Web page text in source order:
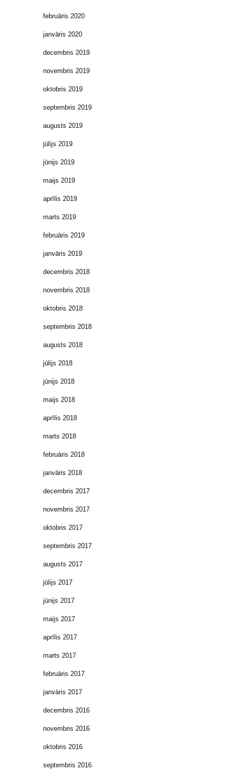
februāris 2020
janvāris 2020
decembris 2019
novembris 2019
oktobris 2019
septembris 2019
augusts 2019
jūlijs 2019
jūnijs 2019
maijs 2019
aprīlis 2019
marts 2019
februāris 2019
janvāris 2019
decembris 2018
novembris 2018
oktobris 2018
septembris 2018
augusts 2018
jūlijs 2018
jūnijs 2018
maijs 2018
aprīlis 2018
marts 2018
februāris 2018
janvāris 2018
decembris 2017
novembris 2017
oktobris 2017
septembris 2017
augusts 2017
jūlijs 2017
jūnijs 2017
maijs 2017
aprīlis 2017
marts 2017
februāris 2017
janvāris 2017
decembris 2016
novembris 2016
oktobris 2016
septembris 2016